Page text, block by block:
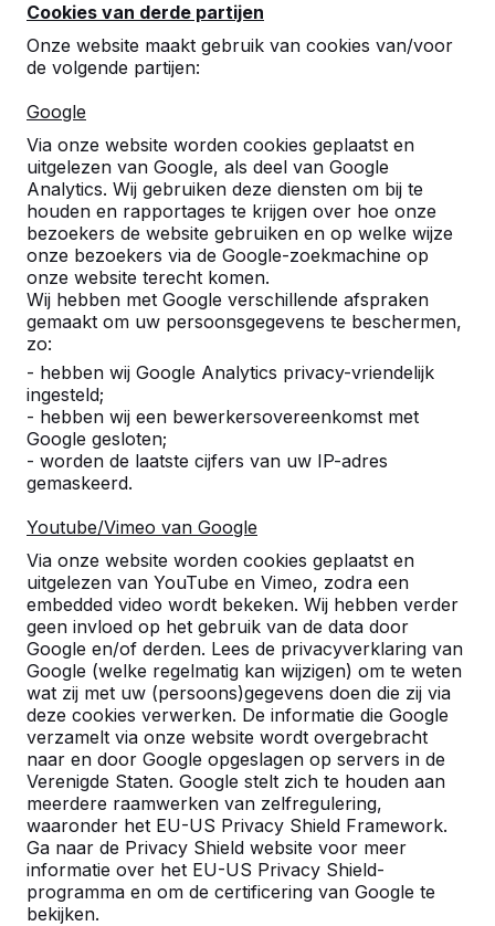
Cookies van derde partijen
Onze website maakt gebruik van cookies van/voor
de volgende partijen:
Google
Via onze website worden cookies geplaatst en
uitgelezen van Google, als deel van Google
Analytics. Wij gebruiken deze diensten om bij te
houden en rapportages te krijgen over hoe onze
bezoekers de website gebruiken en op welke wijze
onze bezoekers via de Google-zoekmachine op
onze website terecht komen.
Wij hebben met Google verschillende afspraken
gemaakt om uw persoonsgegevens te beschermen,
zo:
- hebben wij Google Analytics privacy-vriendelijk
ingesteld;
- hebben wij een bewerkersovereenkomst met
Google gesloten;
- worden de laatste cijfers van uw IP-adres
gemaskeerd.
Youtube/Vimeo van Google
Via onze website worden cookies geplaatst en
uitgelezen van YouTube en Vimeo, zodra een
embedded video wordt bekeken. Wij hebben verder
geen invloed op het gebruik van de data door
Google en/of derden. Lees de privacyverklaring van
Google (welke regelmatig kan wijzigen) om te weten
wat zij met uw (persoons)gegevens doen die zij via
deze cookies verwerken. De informatie die Google
verzamelt via onze website wordt overgebracht
naar en door Google opgeslagen op servers in de
Verenigde Staten. Google stelt zich te houden aan
meerdere raamwerken van zelfregulering,
waaronder het EU-US Privacy Shield Framework.
Ga naar de Privacy Shield website voor meer
informatie over het EU-US Privacy Shield-
programma en om de certificering van Google te
bekijken.
tafeltennis tafels uit beton met een doorsnede van
maar liefst 260 cm. Deze mooie robuuste tafels zijn
zeer sterk zodat ze geschikt zijn voor openbare
ruimtes. We hebben de ronde tafeltennis tafel in drie
verschillende kleuren, Groen, Blauw en de naturel
beton kleur.
Kijk hieronder in het schema voor meer informatie
over de verschillende uitvoeringen.
Productcode PP.R.GR PP.R.BL
Kleur
Groen Blauw
Klik hier voor meer informatie over onze tafeltennis